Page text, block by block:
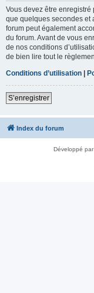
Vous devez être enregistré
que quelques secondes et
forum peut également
du forum. Avant de vous
de nos conditions
de bien lire tout le
Conditions d’utilisation |
S’enregistrer
Index du forum
Développé par